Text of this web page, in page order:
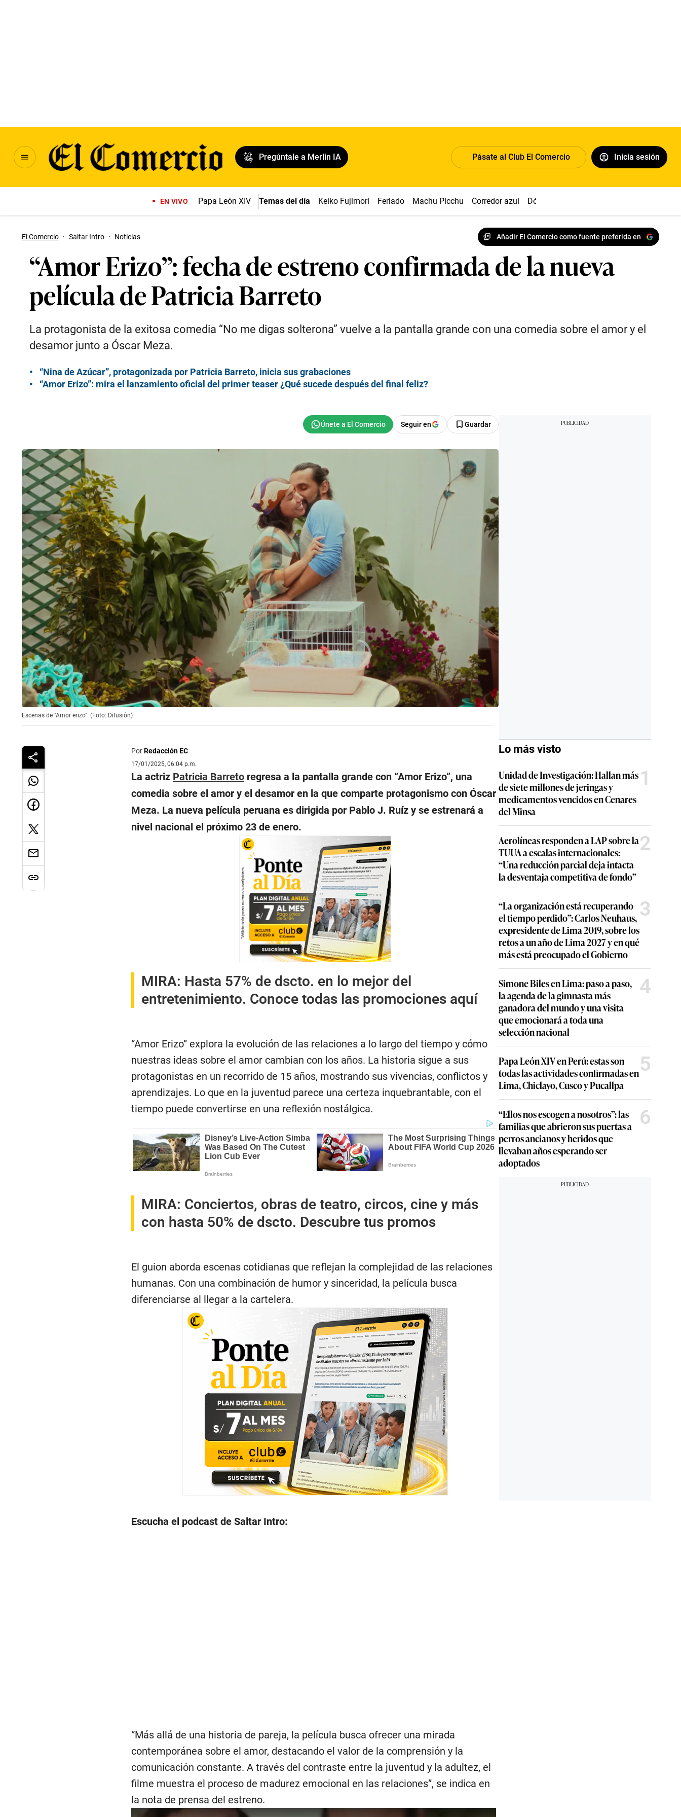
Pregúntale a Merlín IA Pásate al Club El Comercio Inicia sesión
EN VIVO Papa León XIV Temas del día Keiko Fujimori Feriado Machu Picchu Corredor azul Dólar
El Comercio · Saltar Intro · Noticias Añadir El Comercio como fuente preferida en
“Amor Erizo”: fecha de estreno confirmada de la nueva
película de Patricia Barreto
La protagonista de la exitosa comedia “No me digas solterona” vuelve a la pantalla grande con una comedia sobre el amor y el
desamor junto a Óscar Meza.
“Nina de Azúcar”, protagonizada por Patricia Barreto, inicia sus grabaciones
“Amor Erizo”: mira el lanzamiento oficial del primer teaser ¿Qué sucede después del final feliz?
Seguir en Guardar
Escenas de "Amor erizo". (Foto: Difusión)
PorRedacción EC
17/01/2025, 06:04 p.m.
La actriz Patricia Barretoregresa a la pantalla grande con “Amor Erizo”, una
comedia sobre el amor y el desamor en la que comparte protagonismo con Óscar
Meza. La nueva película peruana es dirigida por Pablo J. Ruíz y se estrenará a
nivel nacional el próximo 23 de enero.
MIRA: Hasta 57% de dscto. en lo mejor del
entretenimiento. Conoce todas las promociones aquí
“Amor Erizo” explora la evolución de las relaciones a lo largo del tiempo y cómo
nuestras ideas sobre el amor cambian con los años. La historia sigue a sus
protagonistas en un recorrido de 15 años, mostrando sus vivencias, conflictos y
aprendizajes. Lo que en la juventud parece una certeza inquebrantable, con el
tiempo puede convertirse en una reflexión nostálgica.
MIRA: Conciertos, obras de teatro, circos, cine y más
con hasta 50% de dscto. Descubre tus promos
El guion aborda escenas cotidianas que reflejan la complejidad de las relaciones
humanas. Con una combinación de humor y sinceridad, la película busca
diferenciarse al llegar a la cartelera.
Escucha el podcast de Saltar Intro:
“Más allá de una historia de pareja, la película busca ofrecer una mirada
contemporánea sobre el amor, destacando el valor de la comprensión y la
comunicación constante. A través del contraste entre la juventud y la adultez, el
filme muestra el proceso de madurez emocional en las relaciones”, se indica en
la nota de prensa del estreno.
Lo más visto
Unidad de Investigación: Hallan más
de siete millones de jeringas y
medicamentos vencidos en Cenares
del Minsa
1
Aerolíneas responden a LAP sobre la
TUUA a escalas internacionales:
“Una reducción parcial deja intacta
la desventaja competitiva de fondo”
2
“La organización está recuperando
el tiempo perdido”: Carlos Neuhaus,
expresidente de Lima 2019, sobre los
retos a un año de Lima 2027 y en qué
más está preocupado el Gobierno
3
Simone Biles en Lima: paso a paso,
la agenda de la gimnasta más
ganadora del mundo y una visita
que emocionará a toda una
selección nacional
4
Papa León XIV en Perú: estas son
todas las actividades confirmadas en
Lima, Chiclayo, Cusco y Pucallpa
5
“Ellos nos escogen a nosotros”: las
familias que abrieron sus puertas a
perros ancianos y heridos que
llevaban años esperando ser
adoptados
6